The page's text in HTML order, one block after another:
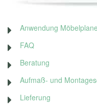
Anwendung
FAQ
Beratung
Aufmaß- und
Lieferung